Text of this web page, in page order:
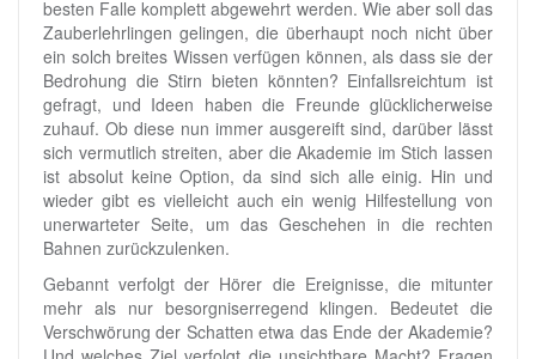
besten Falle komplett abgewehrt werden. Wie aber soll das
Zauberlehrlingen gelingen, die überhaupt noch nicht über
ein solch breites Wissen verfügen können, als dass sie der
Bedrohung die Stirn bieten könnten? Einfallsreichtum ist
gefragt, und Ideen haben die Freunde glücklicherweise
zuhauf. Ob diese nun immer ausgereift sind, darüber lässt
sich vermutlich streiten, aber die Akademie im Stich lassen
ist absolut keine Option, da sind sich alle einig. Hin und
wieder gibt es vielleicht auch ein wenig Hilfestellung von
unerwarteter Seite, um das Geschehen in die rechten
Bahnen zurückzulenken.
Gebannt verfolgt der Hörer die Ereignisse, die mitunter
mehr als nur besorgniserregend klingen. Bedeutet die
Verschwörung der Schatten etwa das Ende der Akademie?